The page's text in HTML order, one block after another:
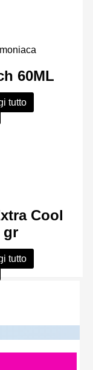
60ML
tutto
Cool
gr
tutto